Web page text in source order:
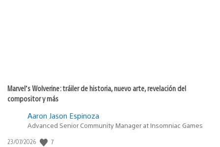
Marvel’s Wolverine: tráiler de historia, nuevo arte, revelación del
compositor y más
Aaron Jason Espinoza
Advanced Senior Community Manager at Insomniac Games
Fecha
23/07/2026 7